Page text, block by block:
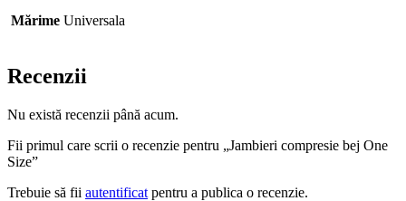
Mărime Universala
Recenzii
Nu există recenzii până acum.
Fii primul care scrii o recenzie pentru „Jambieri compresie bej One
Size”
Trebuie să fii autentificat pentru a publica o recenzie.